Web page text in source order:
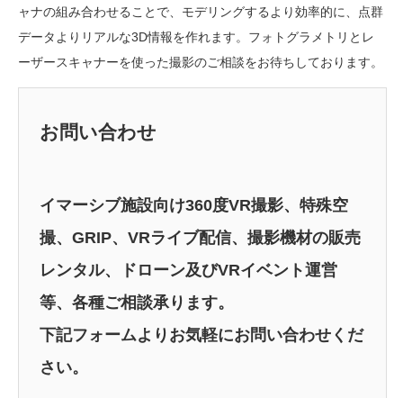
ャナの組み合わせることで、モデリングするより効率的に、点群
データよりリアルな3D情報を作れます。 フォトグラメトリとレ
ーザースキャナーを使った撮影のご相談をお待ちしております。
お問い合わせ
イマーシブ施設向け360度VR撮影、特殊空
撮、GRIP、VRライブ配信、撮影機材の販売
レンタル、ドローン及びVRイベント運営
等、各種ご相談承ります。
下記フォームよりお気軽にお問い合わせくだ
さい。